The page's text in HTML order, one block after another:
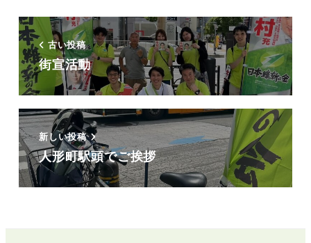
古い投稿
街宣活動
新しい投稿
人形町駅頭でご挨拶